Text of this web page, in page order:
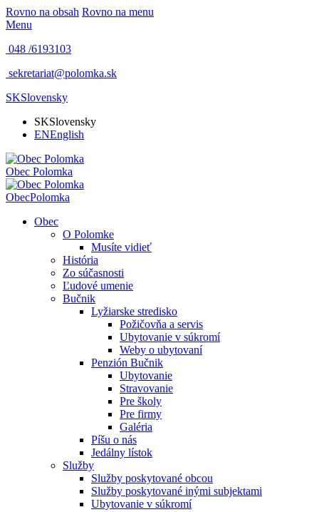
Rovno na obsah Rovno na menu
Menu
048 /6193103
sekretariat@polomka.sk
SKSlovensky
SKSlovensky
ENEnglish
Obec Polomka
ObecPolomka
Obec
O Polomke
Musíte vidieť
História
Zo súčasnosti
Ľudové umenie
Bučnik
Lyžiarske stredisko
Požičovňa a servis
Ubytovanie v súkromí
Weby o ubytovaní
Penzión Bučnik
Ubytovanie
Stravovanie
Pre školy
Pre firmy
Galéria
Píšu o nás
Jedálny lístok
Služby
Služby poskytované obcou
Služby poskytované inými subjektami
Ubytovanie v súkromí